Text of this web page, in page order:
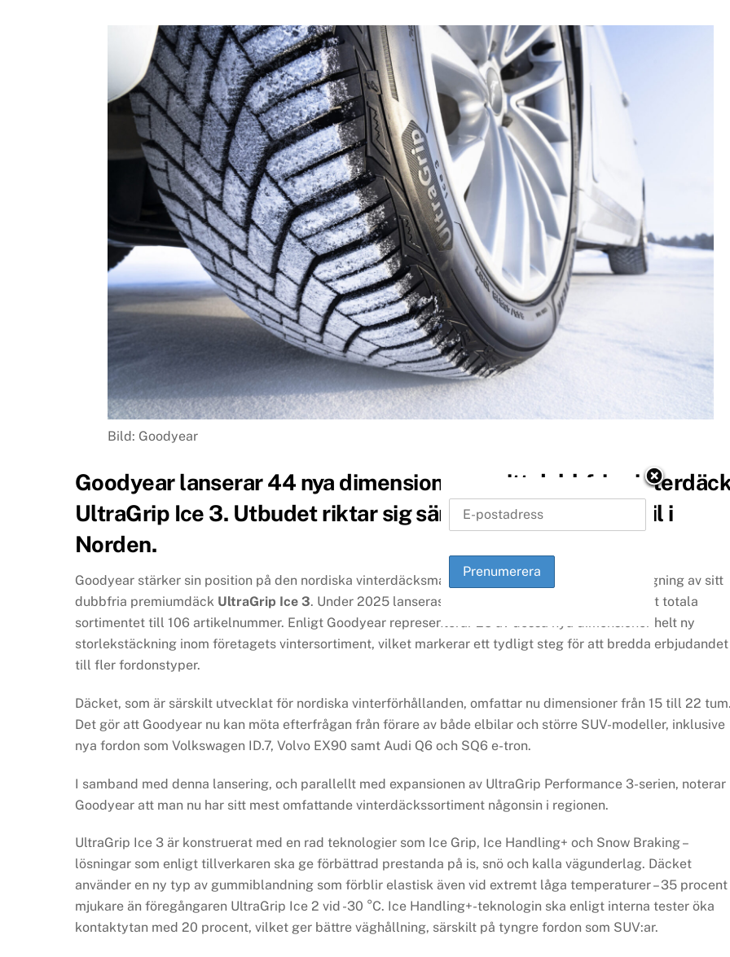
Bild: Goodyear
Goodyear lanserar 44 nya dimensioner av sitt dubbfria
UltraGrip Ice 3. Utbudet riktar sig särskilt till SUV och elbil i
Norden.
Goodyear stärker sin position på den nordiska vinterdäcksmarknaden med en omfattande utvidgning av sitt
dubbfria premiumdäck UltraGrip Ice 3. Under 2025 lanseras 44 nya dimensioner, vilket ökar det totala
sortimentet till 106 artikelnummer. Enligt Goodyear representerar 25 av dessa nya dimensioner helt ny
storlekstäckning inom företagets vintersortiment, vilket markerar ett tydligt steg för att bredda erbjudandet
till fler fordonstyper.
Däcket, som är särskilt utvecklat för nordiska vinterförhållanden, omfattar nu dimensioner från 15 till 22
Det gör att Goodyear nu kan möta efterfrågan från förare av både elbilar och större SUV-modeller, inklusive
nya fordon som Volkswagen ID.7, Volvo EX90 samt Audi Q6 och SQ6 e-tron.
I samband med denna lansering, och parallellt med expansionen av UltraGrip Performance 3-serien, noterar
Goodyear att man nu har sitt mest omfattande vinterdäckssortiment någonsin i regionen.
UltraGrip Ice 3 är konstruerat med en rad teknologier som Ice Grip, Ice Handling+ och Snow Braking –
lösningar som enligt tillverkaren ska ge förbättrad prestanda på is, snö och kalla vägunderlag. Däcket
använder en ny typ av gummiblandning som förblir elastisk även vid extremt låga temperaturer – 35 procent
mjukare än föregångaren UltraGrip Ice 2 vid -30 °C. Ice Handling+-teknologin ska enligt interna tester öka
kontaktytan med 20 procent, vilket ger bättre väghållning, särskilt på tyngre fordon som SUV:ar.